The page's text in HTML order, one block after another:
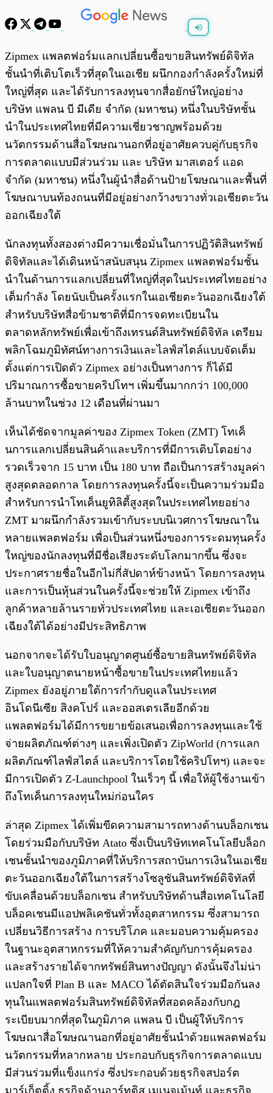
0:00 /0:00
Zipmex แพลตฟอร์มแลกเปลี่ยนซื้อขายสินทรัพย์ดิจิทัล
ชั้นนำที่เติบโตเร็วที่สุดในเอเชีย ผนึกกองกำลังครั้งใหม่ที่
ใหญ่ที่สุด และได้รับการลงทุนจากสื่อยักษ์ใหญ่อย่าง
บริษัท แพลน บี มีเดีย จำกัด (มหาชน) หนึ่งในบริษัทชั้น
นำในประเทศไทยที่มีความเชี่ยวชาญพร้อมด้วย
นวัตกรรมด้านสื่อโฆษณานอกที่อยู่อาศัยควบคู่กับธุรกิจ
การตลาดแบบมีส่วนร่วม และ บริษัท มาสเตอร์ แอด
จำกัด (มหาชน) หนึ่งในผู้นำสื่อด้านป้ายโฆษณาและพื้นที่
โฆษณาบนท้องถนนที่มีอยู่อย่างกว้างขวางทั่วเอเชียตะวัน
ออกเฉียงใต้
นักลงทุนทั้งสองต่างมีความเชื่อมั่นในการปฏิวัติสินทรัพย์
ดิจิทัลและได้เดินหน้าสนับสนุน Zipmex แพลตฟอร์มชั้น
นำในด้านการแลกเปลี่ยนที่ใหญ่ที่สุดในประเทศไทยอย่าง
เต็มกำลัง โดยนับเป็นครั้งแรกในเอเชียตะวันออกเฉียงใต้
สำหรับบริษัทสื่อข้ามชาติที่มีการจดทะเบียนใน
ตลาดหลักทรัพย์เพื่อเข้าถึงเทรนด์สินทรัพย์ดิจิทัล เตรียม
พลิกโฉมภูมิทัศน์ทางการเงินและไลฟ์สไตล์แบบจัดเต็ม
ตั้งแต่การเปิดตัว Zipmex อย่างเป็นทางการ ก็ได้มี
ปริมาณการซื้อขายคริปโทฯ เพิ่มขึ้นมากกว่า 100,000
ล้านบาทในช่วง 12 เดือนที่ผ่านมา
เห็นได้ชัดจากมูลค่าของ Zipmex Token (ZMT) โทเค็
นการแลกเปลี่ยนสินค้าและบริการที่มีการเติบโตอย่าง
รวดเร็วจาก 15 บาท เป็น 180 บาท ถือเป็นการสร้างมูลค่า
สูงสุดตลอดกาล โดยการลงทุนครั้งนี้จะเป็นความร่วมมือ
สำหรับการนำโทเค็นยูทิลิตี้สูงสุดในประเทศไทยอย่าง
ZMT มาผนึกกำลังรวมเข้ากับระบบนิเวศการโฆษณาใน
หลายแพลตฟอร์ม เพื่อเป็นส่วนหนึ่งของการระดมทุนครั้ง
ใหญ่ของนักลงทุนที่มีชื่อเสียงระดับโลกมากขึ้น ซึ่งจะ
ประกาศรายชื่อในอีกไม่กี่สัปดาห์ข้างหน้า โดยการลงทุน
และการเป็นหุ้นส่วนในครั้งนี้จะช่วยให้ Zipmex เข้าถึง
ลูกค้าหลายล้านรายทั่วประเทศไทย และเอเชียตะวันออก
เฉียงใต้ได้อย่างมีประสิทธิภาพ
นอกจากจะได้รับใบอนุญาตศูนย์ซื้อขายสินทรัพย์ดิจิทัล
และใบอนุญาตนายหน้าซื้อขายในประเทศไทยแล้ว
Zipmex ยังอยู่ภายใต้การกำกับดูแลในประเทศ
อินโดนีเซีย สิงคโปร์ และออสเตรเลียอีกด้วย
แพลตฟอร์มได้มีการขยายข้อเสนอเพื่อการลงทุนและใช้
จ่ายผลิตภัณฑ์ต่างๆ และเพิ่งเปิดตัว ZipWorld (การแลก
ผลิตภัณฑ์ไลฟ์สไตล์ และบริการโดยใช้คริปโทฯ) และจะ
มีการเปิดตัว Z-Launchpool ในเร็วๆ นี้ เพื่อให้ผู้ใช้งานเข้า
ถึงโทเค็นการลงทุนใหม่ก่อนใคร
ล่าสุด Zipmex ได้เพิ่มขีดความสามารถทางด้านบล็อกเชน
โดยร่วมมือกับบริษัท Atato ซึ่งเป็นบริษัทเทคโนโลยีบล็อก
เชนชั้นนำของภูมิภาคที่ให้บริการสถาบันการเงินในเอเชีย
ตะวันออกเฉียงใต้ในการสร้างโซลูชันสินทรัพย์ดิจิทัลที่
ขับเคลื่อนด้วยบล็อกเชน สำหรับบริษัทด้านสื่อเทคโนโลยี
บล็อคเชนมีแอปพลิเคชันทั่วทั้งอุตสาหกรรม ซึ่งสามารถ
เปลี่ยนวิธีการสร้าง การบริโภค และมอบความคุ้มครอง
ในฐานะอุตสาหกรรมที่ให้ความสำคัญกับการคุ้มครอง
และสร้างรายได้จากทรัพย์สินทางปัญญา ดังนั้นจึงไม่น่า
แปลกใจที่ Plan B และ MACO ได้ตัดสินใจร่วมมือกันลง
ทุนในแพลตฟอร์มสินทรัพย์ดิจิทัลที่สอดคล้องกับกฎ
ระเบียบมากที่สุดในภูมิภาค แพลน บี เป็นผู้ให้บริการ
โฆษณาสื่อโฆษณานอกที่อยู่อาศัยชั้นนำด้วยแพลตฟอร์ม
นวัตกรรมที่หลากหลาย ประกอบกับธุรกิจการตลาดแบบ
มีส่วนร่วมที่แข็งแกร่ง ซึ่งประกอบด้วยธุรกิจสปอร์ต